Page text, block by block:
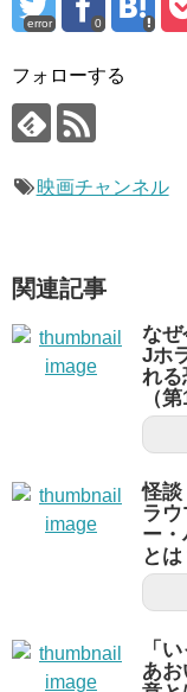
error 0
フォローする
映画チャンネル
関連記事
なぜ
Jホ
れ
（
怪談
ラ
ー
とは
「
あ